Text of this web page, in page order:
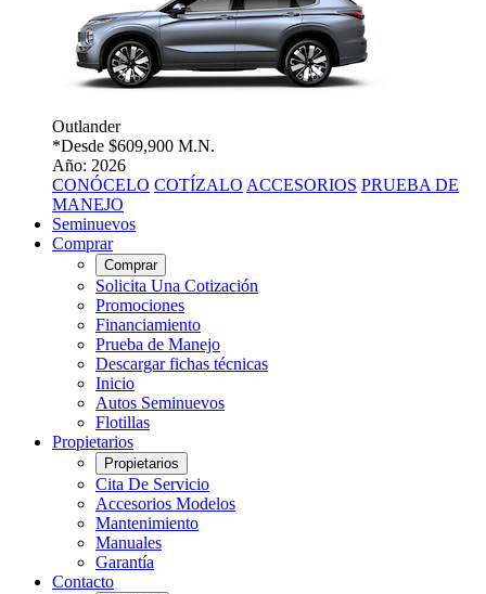
Outlander
*Desde $609,900 M.N.
Año: 2026
CONÓCELO COTÍZALO ACCESORIOS PRUEBA DE
MANEJO
Seminuevos
Comprar
Comprar
Solicita Una Cotización
Promociones
Financiamiento
Prueba de Manejo
Descargar fichas técnicas
Inicio
Autos Seminuevos
Flotillas
Propietarios
Propietarios
Cita De Servicio
Accesorios Modelos
Mantenimiento
Manuales
Garantía
Contacto